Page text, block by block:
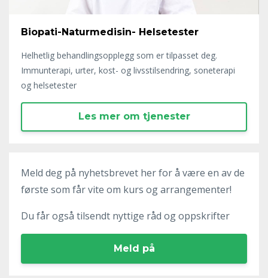
Biopati-Naturmedisin- Helsetester
Helhetlig behandlingsopplegg som er tilpasset deg.
Immunterapi, urter, kost- og livsstilsendring, soneterapi
og helsetester
Les mer om tjenester
Meld deg på nyhetsbrevet her for å være en av de
første som får vite om kurs og arrangementer!
Du får også tilsendt nyttige råd og oppskrifter
Meld på